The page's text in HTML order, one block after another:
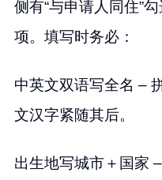
侧有“与申请人同住”
项。填写时务必：
中英文双语写全名 –
文汉字紧随其后。
出生地写城市＋国家